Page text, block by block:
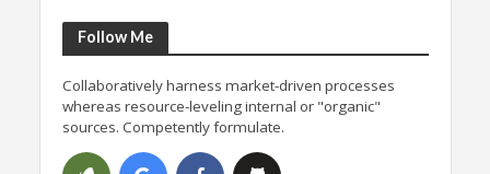
Follow Me
Collaboratively harness market-driven processes
whereas resource-leveling internal or "organic"
sources. Competently formulate.